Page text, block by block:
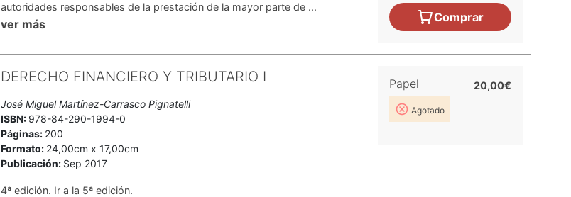
autoridades responsables de la prestación de la mayor parte de ...
ver más Comprar
DERECHO FINANCIERO Y TRIBUTARIO I
José Miguel Martínez-Carrasco Pignatelli
ISBN: 978-84-290-1994-0
Páginas: 200
Formato: 24,00cm x 17,00cm
Publicación: Sep 2017
4ª edición. Ir a la 5ª edición.
Papel
Agotado
20,00€